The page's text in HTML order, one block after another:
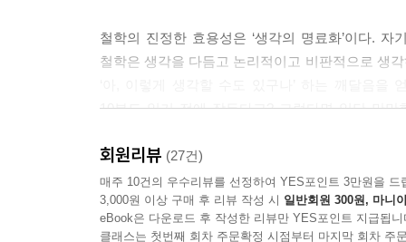
철학의 진정한 효용성은 ‘생각의 명료화’이다.
철학은 생각을 다듬고 논리적이고 비판적으로 생
10분도 읽기 전에 잠든다고? 그렇다면 일단 만
철학자들의 가상토론 「5분 뚝딱 인터뷰」
차이의 철학, 분석철학 등 분과별 철학자들의 생
회원리뷰 (27건)
매주 10건의 우수리뷰를 선정하여 YES포인트 3만원을 드
3,000원 이상 구매 후 리뷰 작성 시 일반회원 300원, 마니
eBook은 다운로드 후 작성한 리뷰만 YES포인트 지급됩니
클래스는 첫번째 회차 주문확정 시점부터 마지막 회차 주